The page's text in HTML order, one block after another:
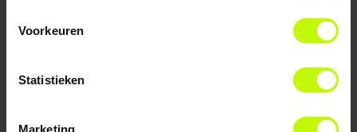
Voorkeuren
Statistieken
Marketing
Start vandaag met
Meer dan 28.000 mensen
gratis ons gezonde 4-